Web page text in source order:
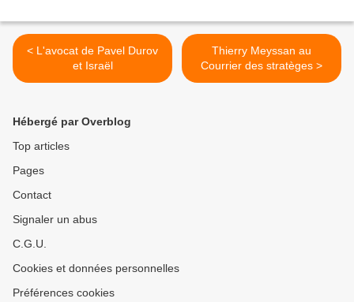
< L'avocat de Pavel Durov
et Israël
Thierry Meyssan au
Courrier des stratèges >
Hébergé par Overblog
Top articles
Pages
Contact
Signaler un abus
C.G.U.
Cookies et données personnelles
Préférences cookies